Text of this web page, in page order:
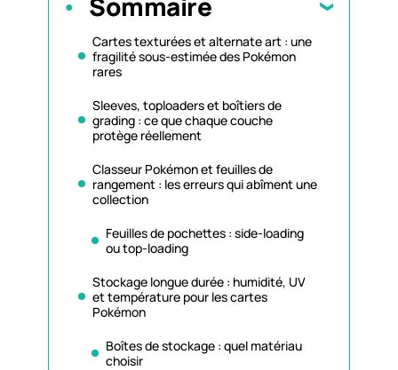
Cartes texturées et alternate art : une
fragilité sous-estimée des Pokémon
rares
Sleeves, toploaders et boîtiers de
grading : ce que chaque couche
protège réellement
Classeur Pokémon et feuilles de
rangement : les erreurs qui abîment une
collection
Feuilles de pochettes : side-loading
ou top-loading
Stockage longue durée : humidité, UV
et température pour les cartes
Pokémon
Boîtes de stockage : quel matériau
choisir